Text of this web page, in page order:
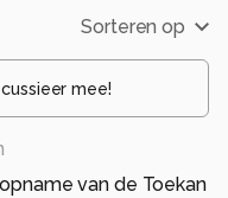
Sorteren op
mee!
van de Toekan